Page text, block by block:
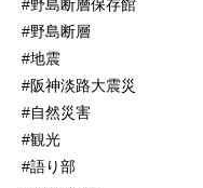
#野島断層保存館
#野島断層
#地震
#阪神淡路大震災
#自然災害
#観光
#語り部